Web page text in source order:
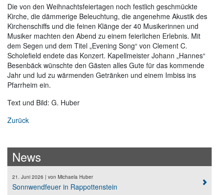
Die von den Weihnachtsfeiertagen noch festlich geschmückte
Kirche, die dämmerige Beleuchtung, die angenehme Akustik des
Kirchenschiffs und die feinen Klänge der 40 Musikerinnen und
Musiker machten den Abend zu einem feierlichen Erlebnis. Mit
dem Segen und dem Titel „Evening Song“ von Clement C.
Scholefield endete das Konzert. Kapellmeister Johann „Hannes“
Besenbäck wünschte den Gästen alles Gute für das kommende
Jahr und lud zu wärmenden Getränken und einem Imbiss ins
Pfarrheim ein.
Text und Bild: G. Huber
Zurück
News
21. Juni 2026 | von Michaela Huber
Sonnwendfeuer in Rappottenstein